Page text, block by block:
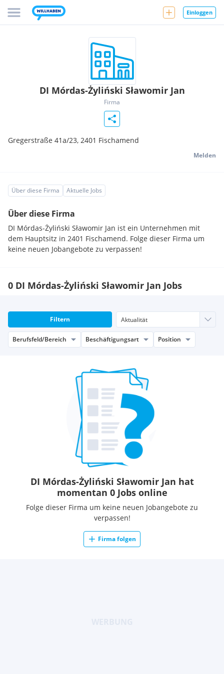
Einloggen
DI Mórdas-Żyliński Sławomir Jan
Firma
Gregerstraße 41a/23, 2401 Fischamend
Melden
Über diese Firma Aktuelle Jobs
Über diese Firma
DI Mórdas-Żyliński Sławomir Jan ist ein Unternehmen mit
dem Hauptsitz in 2401 Fischamend. Folge dieser Firma um
keine neuen Jobangebote zu verpassen!
0 DI Mórdas-Żyliński Sławomir Jan Jobs
Filtern
Berufsfeld/Bereich Beschäftigungsart Position
DI Mórdas-Żyliński Sławomir Jan hat
momentan 0 Jobs online
Folge dieser Firma um keine neuen Jobangebote zu
verpassen!
Firma folgen